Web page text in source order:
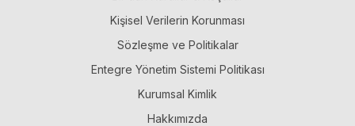
Kişisel Verilerin Korunması
Sözleşme ve Politikalar
Entegre Yönetim Sistemi Politikası
Kurumsal Kimlik
Hakkımızda